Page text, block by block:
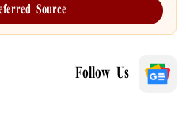
Source
Follow Us